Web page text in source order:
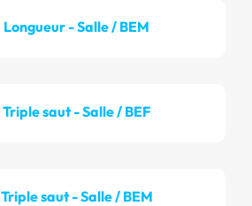
Longueur - Salle / BEM
Triple saut - Salle / BEF
Triple saut - Salle / BEM